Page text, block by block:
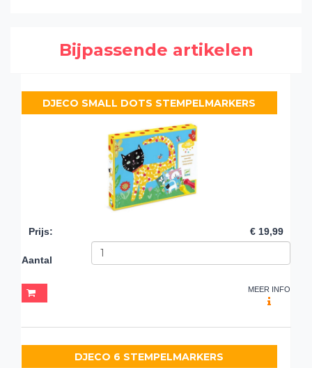
Bijpassende artikelen
DJECO SMALL DOTS STEMPELMARKERS
Prijs: € 19,99
Aantal
MEER INFO
DJECO 6 STEMPELMARKERS